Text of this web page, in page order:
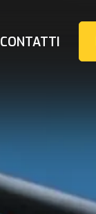
CONTATTI